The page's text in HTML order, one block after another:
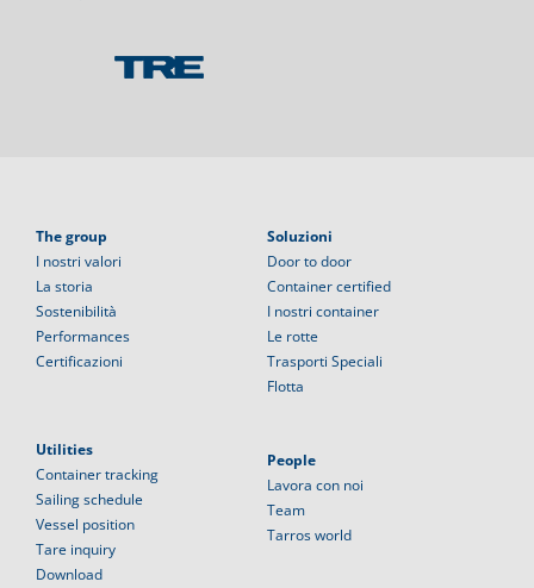
The group
I nostri valori
La storia
Sostenibilità
Performances
Certificazioni
Soluzioni
Door to door
Container certified
I nostri container
Le rotte
Trasporti Speciali
Flotta
Utilities
Container tracking
Sailing schedule
Vessel position
Tare inquiry
Download
People
Lavora con noi
Team
Tarros world